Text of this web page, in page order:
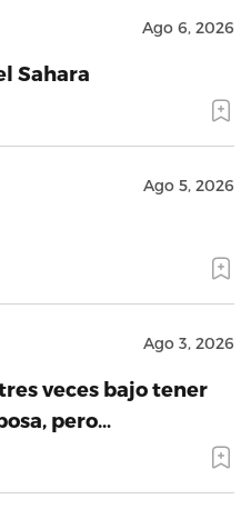
Ago 6, 2026
Sahara
Ago 5, 2026
Ago 3, 2026
veces bajo tener
pero…